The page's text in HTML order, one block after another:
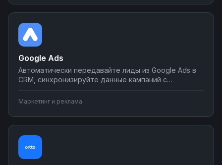
Nodul — без технических знаний, с готовыми
шаблонами автоматизации.
Google Ads
Автоматически передавайте лиды из Google Ads в
CRM, синхронизируйте данные кампаний с
Google Sheets. Настройте интеграции Google Ads с
вашими инструментами без программирования —
получайте больше конверсий и контролируйте ROI
рекламы.
Маркетинг и реклама